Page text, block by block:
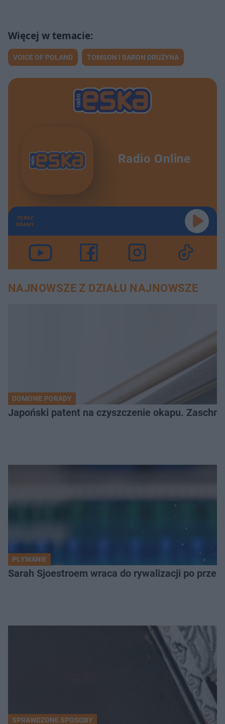
VOICE OF POLAND TOMSON I BARON DRUŻYNA
Radio Online
TERAZ
GRAMY
NAJNOWSZE Z DZIAŁU NAJNOWSZE
DOMOWE PORADY
Japoński patent na czyszczenie okapu.
PŁYWANIE
Sarah Sjoestroem wraca do rywalizacji po
SPRAWDZONE SPOSOBY